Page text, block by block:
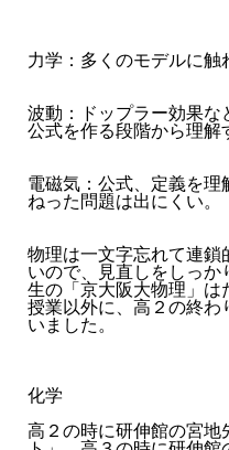
力学：多くのモデルに触
波動：ドップラー効果な
公式を作る段階から理解
電磁気：公式、定義を理
ねった問題は出にくい。
物理は一文字忘れて連鎖
いので、見直しをしっ
生の「京大阪大物理」は
授業以外に、高２の終わ
いました。
化学
高２の時に研伸館の宮地